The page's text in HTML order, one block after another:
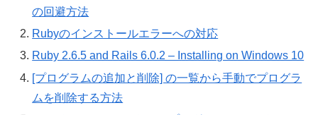
の回避方法
Rubyのインストールエラーへの対応
Ruby 2.6.5 and Rails 6.0.2 – Installing on Windows 10
[プログラムの追加と削除] の一覧から手動でプログラ
ムを削除する方法